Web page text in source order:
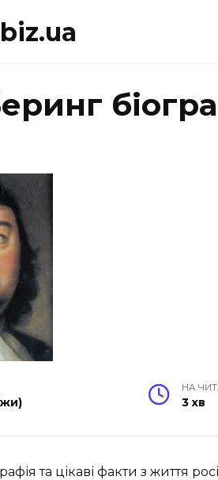
НА
3 хв
та цікаві факти з життя